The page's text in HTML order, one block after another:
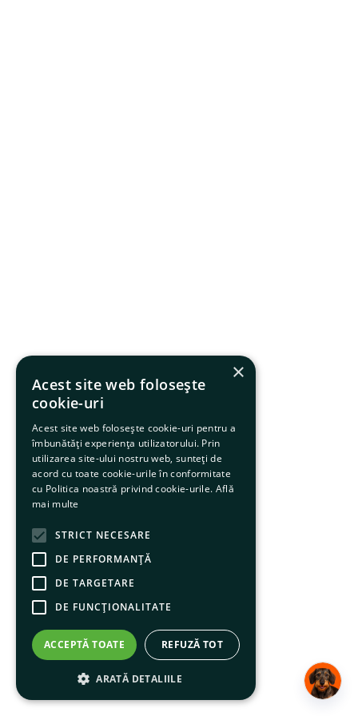
×
Acest site web folosește
cookie-uri
Acest site web folosește cookie-uri pentru a
îmbunătăți experiența utilizatorului. Prin
utilizarea site-ului nostru web, sunteți de
acord cu toate cookie-urile în conformitate
cu Politica noastră privind cookie-urile. Află
mai multe
STRICT NECESARE
DE PERFORMANȚĂ
DE TARGETARE
DE FUNCŢIONALITATE
ACCEPTĂ TOATE REFUZĂ TOT
ARATĂ DETALIILE